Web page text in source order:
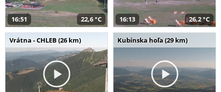
16:51 22,6 °C 16:13 26,2 °C
Vrátna - CHLEB (26 km) Kubínska hoľa (29 km)